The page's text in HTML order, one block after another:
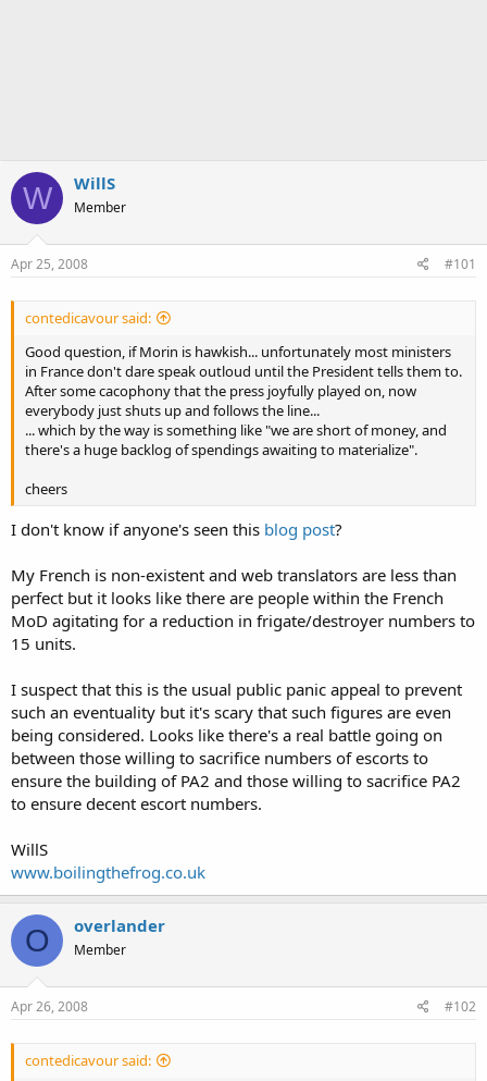
W WillS
Member
Apr 25, 2008 #101
contedicavour said:
Good question, if Morin is hawkish... unfortunately most ministers
in France don't dare speak outloud until the President tells them to.
After some cacophony that the press joyfully played on, now
everybody just shuts up and follows the line...
... which by the way is something like "we are short of money, and
there's a huge backlog of spendings awaiting to materialize".
cheers
I don't know if anyone's seen this blog post?
My French is non-existent and web translators are less than
perfect but it looks like there are people within the French
MoD agitating for a reduction in frigate/destroyer numbers to
15 units.
I suspect that this is the usual public panic appeal to prevent
such an eventuality but it's scary that such figures are even
being considered. Looks like there's a real battle going on
between those willing to sacrifice numbers of escorts to
ensure the building of PA2 and those willing to sacrifice PA2
to ensure decent escort numbers.
WillS
www.boilingthefrog.co.uk
O overlander
Member
Apr 26, 2008 #102
contedicavour said: